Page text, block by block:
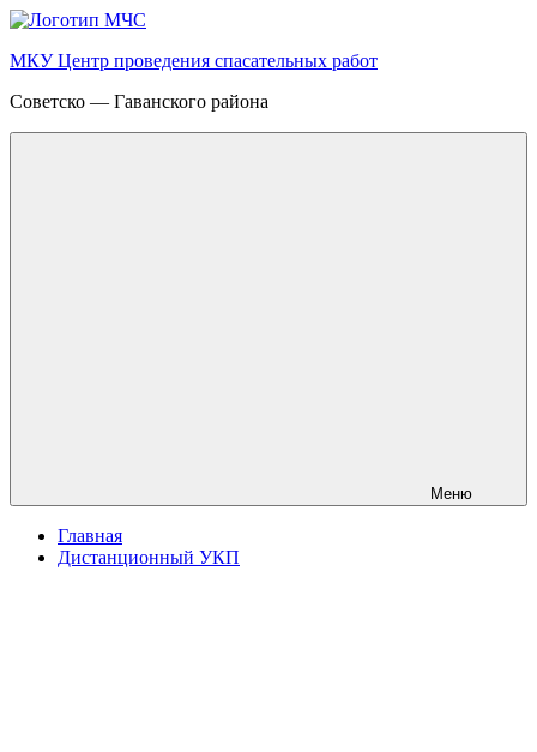
Перейти
содержимому
МКУ Центр проведения спасательных работ
Советско — Гаванского района
Меню
Главная
Дистанционный УКП